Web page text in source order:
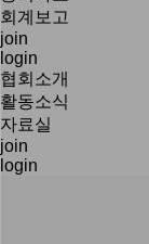
회계보고
join
login
협회소개
활동소식
자료실
join
login